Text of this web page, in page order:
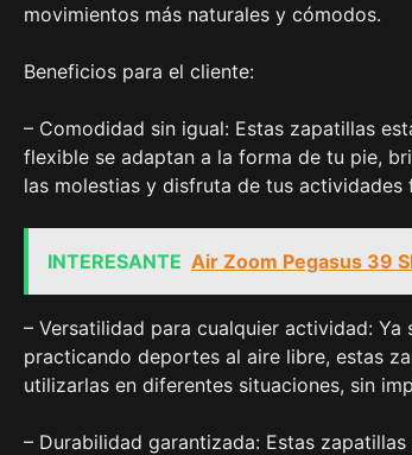
movimientos más naturales y cómodos.
Beneficios para el cliente:
– Comodidad sin igual: Estas zapatillas
flexible se adaptan a la forma de tu pie,
las molestias y disfruta de tus actividades
INTERESANTE Air Zoom Pegasus 39
– Versatilidad para cualquier actividad:
practicando deportes al aire libre, estas
utilizarlas en diferentes situaciones, sin
– Durabilidad garantizada: Estas